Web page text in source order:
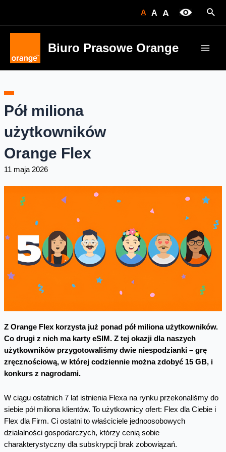
A A A
Biuro Prasowe Orange
Pół miliona
użytkowników
Orange Flex
11 maja 2026
Z Orange Flex korzysta już ponad pół miliona użytkowników.
Co drugi z nich ma karty eSIM. Z tej okazji dla naszych
użytkowników przygotowaliśmy dwie niespodzianki – grę
zręcznościową, w której codziennie można zdobyć 15 GB, i
konkurs z nagrodami.
W ciągu ostatnich 7 lat istnienia Flexa na rynku przekonaliśmy do
siebie pół miliona klientów. To użytkownicy ofert: Flex dla Ciebie i
Flex dla Firm. Ci ostatni to właściciele jednoosobowych
działalności gospodarczych, którzy cenią sobie
charakterystyczny dla subskrypcji brak zobowiązań.